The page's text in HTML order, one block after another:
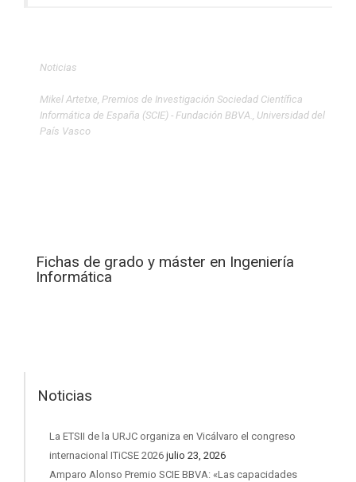
Noticias
Mikel Artetxe, Premios de Investigación Sociedad Científica
Informática de España (SCIE) - Fundación BBVA., Universidad del
País Vasco
Fichas de grado y máster en Ingeniería
Informática
Noticias
La ETSII de la URJC organiza en Vicálvaro el congreso
internacional ITiCSE 2026 julio 23, 2026
Amparo Alonso Premio SCIE BBVA: «Las capacidades